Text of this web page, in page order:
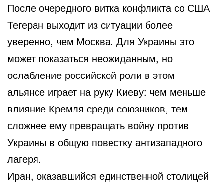
После очередного витка конфликта со США
Тегеран выходит из ситуации более
уверенно, чем Москва. Для Украины это
может показаться неожиданным, но
ослабление российской роли в этом
альянсе играет на руку Киеву: чем меньше
влияние Кремля среди союзников, тем
сложнее ему превращать войну против
Украины в общую повестку антизападного
лагеря.
Иран, оказавшийся единственной столицей